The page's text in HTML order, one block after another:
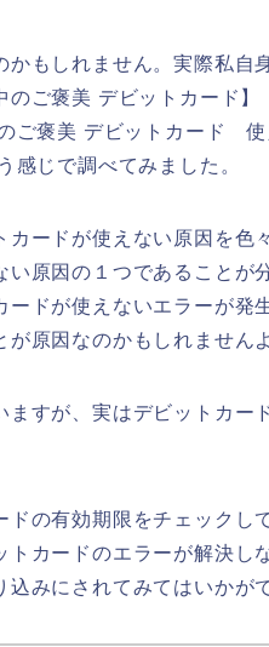
もしれません。実際私自
ご褒美 デビットカード
ご褒美 デビットカード 使
じで調べてみました。
ードが使えない原因を色
い原因の１つであることが
ドが使えないエラーが発
原因なのかもしれませんよ
すが、実はデビットカー
の有効期限をチェックし
カードのエラーが解決し
みにされてみてはいかが